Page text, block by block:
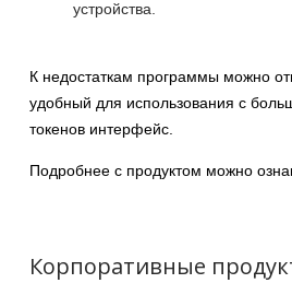
устройства.
К недостаткам программы можно
удобный для использования с
токенов интерфейс.
Подробнее с продуктом можно
Корпоративные